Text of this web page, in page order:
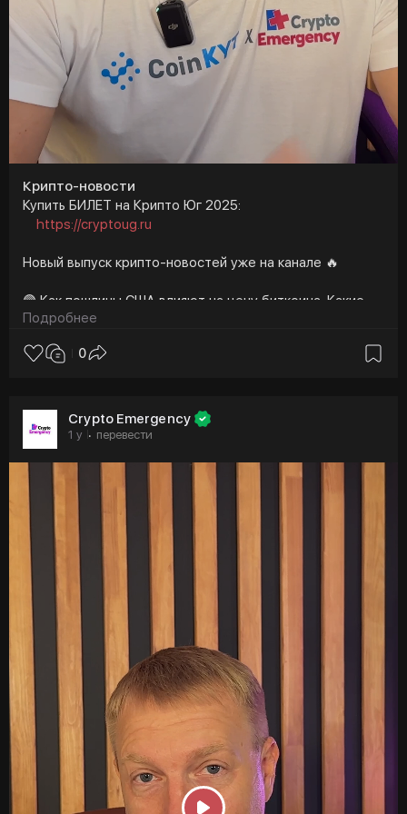
Крипто-новости
Купить БИЛЕТ на Крипто Юг 2025:
https://cryptoug.ru
Новый выпуск крипто-новостей уже на канале 🔥
🟣 Как пошлины США влияют на цену биткоина. Какие
прогнозы
🟣 TRUMP упал до нового ATL после введения тарифов
криптовалютам
🟣 Трамп разместил своё лицо на «золотой карте»,
которую США теперь продают богатым иностранцам
за $5 миллионов
🟣 Правительство США 5 апреля раскроют свои запасы
биткоина и других криптоактивов, в том числе XRP,
Solana и Cordano
🟣 Соучредитель Binance Чанпэн Чжао будет
консультировать Кыргызстан по вопросам технологии
блокчейн
тарифах Трампа
Не забывайте подписываться и ставить лайки — ваша
поддержка мотивирует нас давать вам еще больше
ценного контента 💜
Подробнее
0
Crypto Emergency
1 y · перевести